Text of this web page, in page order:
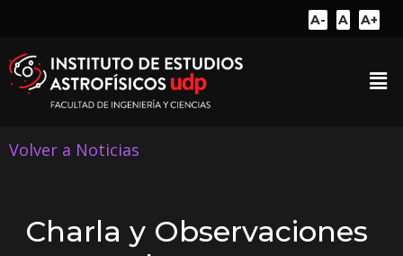
A- A A+
Volver a Noticias
Charla y Observaciones